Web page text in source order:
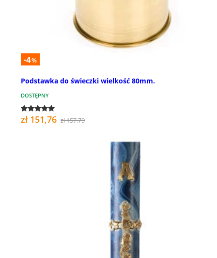
-4%
Podstawka do świeczki wielkość 80mm.
DOSTĘPNY
zł 151,76 zł 157,79